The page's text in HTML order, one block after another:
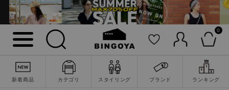
0
新着商品 カテゴリ スタイリング ブランド ランキング
詳細検索